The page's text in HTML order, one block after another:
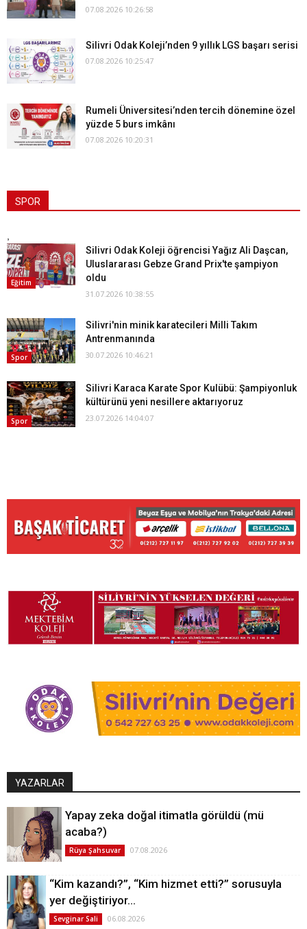
07.08.2026 10:26:58
Silivri Odak Koleji’nden 9 yıllık LGS başarı serisi
07.08.2026 10:25:47
Rumeli Üniversitesi’nden tercih dönemine özel
yüzde 5 burs imkânı
07.08.2026 10:20:31
SPOR
Eğitim
Silivri Odak Koleji öğrencisi Yağız Ali Daşcan,
Uluslararası Gebze Grand Prix'te şampiyon
oldu
31.07.2026 10:38:55
Spor
Silivri'nin minik karatecileri Milli Takım
Antrenmanında
30.07.2026 10:46:21
Spor
Silivri Karaca Karate Spor Kulübü: Şampiyonluk
kültürünü yeni nesillere aktarıyoruz
23.07.2026 14:04:07
YAZARLAR
Yapay zeka doğal itimatla görüldü (mü
acaba?)
Rüya Şahsuvar 07.08.2026
“Kim kazandı?”, “Kim hizmet etti?” sorusuyla
yer değiştiriyor…
Sevginar Sali 06.08.2026